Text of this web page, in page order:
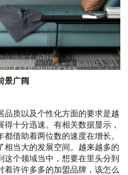
景广阔
品质以及个性化方面的要求是越
十分迅速。有相关数据显示，
借助着两位数的速度在增长。
相当大的发展空间。越来越多的
这个领域当中，想要在里头分到
着许许多多的加盟品牌，该怎么